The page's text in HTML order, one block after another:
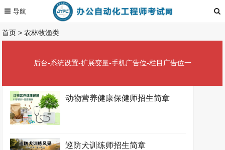
首页 > 农林牧渔类
后台-系统设置-扩展变量-手机广告位-栏目广告位一
动物营养健康保健师招生简章
巡防犬训练师招生简章